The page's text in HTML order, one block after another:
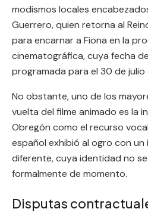
modismos locales
Guerrero, quien retorna al
para encarnar a Fiona en la
cinematográfica, cuya fecha
programada para el 30 de julio
No obstante, uno de los
vuelta del filme animado es la
Obregón como el recurso
español exhibió al ogro con
diferente, cuya identidad no
formalmente de momento.
Disputas